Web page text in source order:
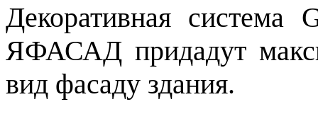
Декоративная
ЯФАСАД придадут
вид фасаду здания.